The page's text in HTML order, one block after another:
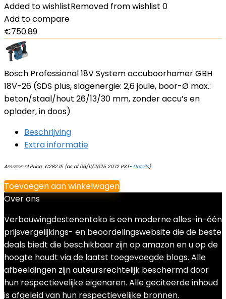
Added to wishlistRemoved from wishlist 0
Add to compare
€750.89
Bosch Professional 18V System accuboorhamer GBH
18V-26 (SDS plus, slagenergie: 2,6 joule, boor-Ø max.:
beton/staal/hout 26/13/30 mm, zonder accu’s en
oplader, in doos)
Beschrijving
Extra informatie
Amazon.nl Price: €282.15(as of 06/11/2025 20:12 PST-Details)
Toevoegen aan winkelwagen
Over ons
Verbouwingdestenentoko is een moderne alles-in-één
prijsvergelijkings- en beoordelingswebsite die de beste
deals biedt die beschikbaar zijn op amazon en u op de
hoogte houdt via de laatst toegevoegde blogs. Alle
afbeeldingen zijn auteursrechtelijk beschermd door
hun respectievelijke eigenaren. Alle geciteerde inhoud
is afgeleid van hun respectievelijke bronnen.